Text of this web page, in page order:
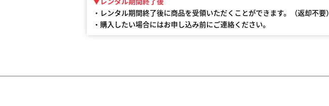
・レンタル期間終了後に商品を受領いただくことができます。（返却不要）
・購入したい場合にはお申し込み前にご連絡ください。